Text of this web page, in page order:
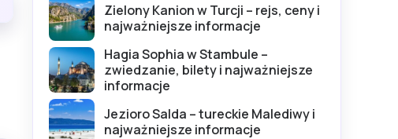
Zielony Kanion w Turcji – rejs, ceny i
najważniejsze informacje
Hagia Sophia w Stambule –
zwiedzanie, bilety i najważniejsze
informacje
Jezioro Salda – tureckie Malediwy i
najważniejsze informacje